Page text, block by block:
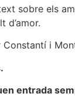
sobre els
d’amor.
Constantí i
entrada